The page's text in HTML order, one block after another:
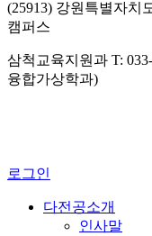
(25913) 강원특별자치
캠퍼스
삼척교육지원과 T:
융합가상학과)
로그인
다전공소개
인사말